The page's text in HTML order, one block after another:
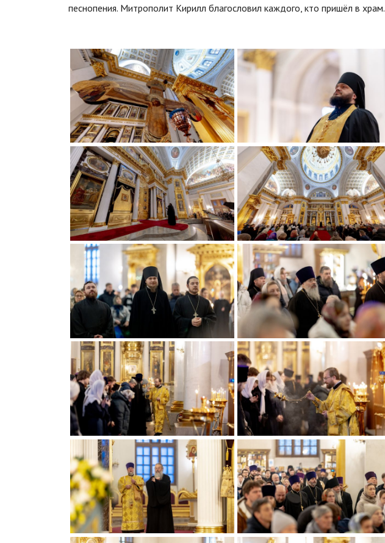
песнопения. Митрополит Кирилл благословил каждого, кто пришёл в храм.